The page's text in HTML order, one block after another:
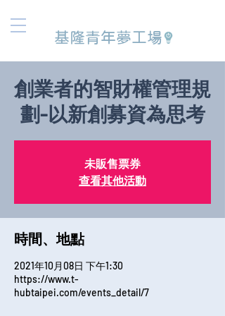
基隆青年夢工場
創業者的智財權管理規
劃-以新創募資為思考
未販售票券
查看其他活動
時間、地點
2021年10月08日 下午1:30
https://www.t-
hubtaipei.com/events_detail/7